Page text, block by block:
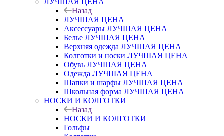
ЛУЧШАЯ ЦЕНА
Назад
ЛУЧШАЯ ЦЕНА
Аксессуары ЛУЧШАЯ ЦЕНА
Белье ЛУЧШАЯ ЦЕНА
Верхняя одежда ЛУЧШАЯ ЦЕНА
Колготки и носки ЛУЧШАЯ ЦЕНА
Обувь ЛУЧШАЯ ЦЕНА
Одежда ЛУЧШАЯ ЦЕНА
Шапки и шарфы ЛУЧШАЯ ЦЕНА
Школьная форма ЛУЧШАЯ ЦЕНА
НОСКИ И КОЛГОТКИ
Назад
НОСКИ И КОЛГОТКИ
Гольфы